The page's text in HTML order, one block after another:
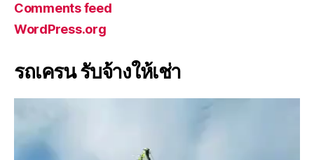
Comments feed
WordPress.org
รถเครน รับจ้างให้เช่า